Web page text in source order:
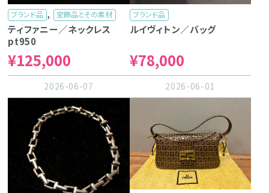
ブランド品 , 宝飾品とその素材
ティファニー／ネックレス
pt950
¥125,000
2026-06-07
ブランド品
ルイヴィトン／バッグ
¥78,000
2026-06-01